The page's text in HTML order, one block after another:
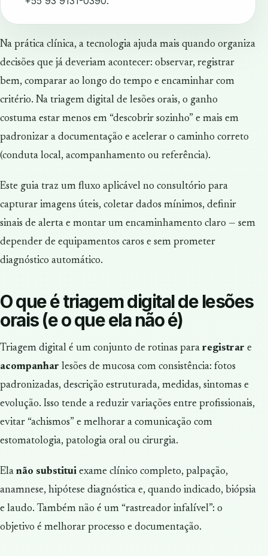
Na prática clínica, a tecnologia ajuda mais quando organiza
decisões que já deveriam acontecer: observar, registrar
bem, comparar ao longo do tempo e encaminhar com
critério. Na triagem digital de lesões orais, o ganho
costuma estar menos em “descobrir sozinho” e mais em
padronizar a documentação e acelerar o caminho correto
(conduta local, acompanhamento ou referência).
Este guia traz um fluxo aplicável no consultório para
capturar imagens úteis, coletar dados mínimos, definir
sinais de alerta e montar um encaminhamento claro — sem
depender de equipamentos caros e sem prometer
diagnóstico automático.
O que é triagem digital de lesões
orais (e o que ela não é)
Triagem digital é um conjunto de rotinas para registrar e
acompanhar lesões de mucosa com consistência: fotos
padronizadas, descrição estruturada, medidas, sintomas e
evolução. Isso tende a reduzir variações entre profissionais,
evitar “achismos” e melhorar a comunicação com
estomatologia, patologia oral ou cirurgia.
Ela não substitui exame clínico completo, palpação,
anamnese, hipótese diagnóstica e, quando indicado, biópsia
e laudo. Também não é um “rastreador infalível”: o
objetivo é melhorar processo e documentação.